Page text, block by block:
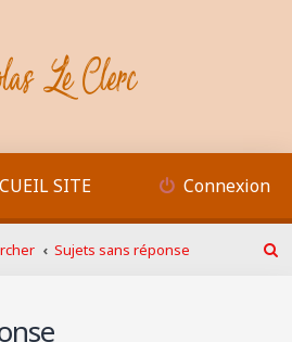
SITE Connexion
Sujets sans réponse